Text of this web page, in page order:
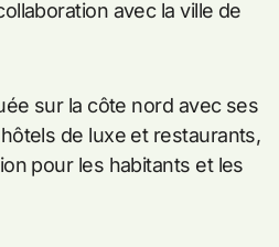
avec la ville de
sur la côte nord avec ses
de luxe et restaurants,
pour les habitants et les